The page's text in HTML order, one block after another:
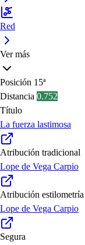
Red
Ver más
Posición 15ª
Distancia 0.752
Título
La fuerza lastimosa
Atribución tradicional
Lope de Vega Carpio
Atribución estilometría
Lope de Vega Carpio
Segura